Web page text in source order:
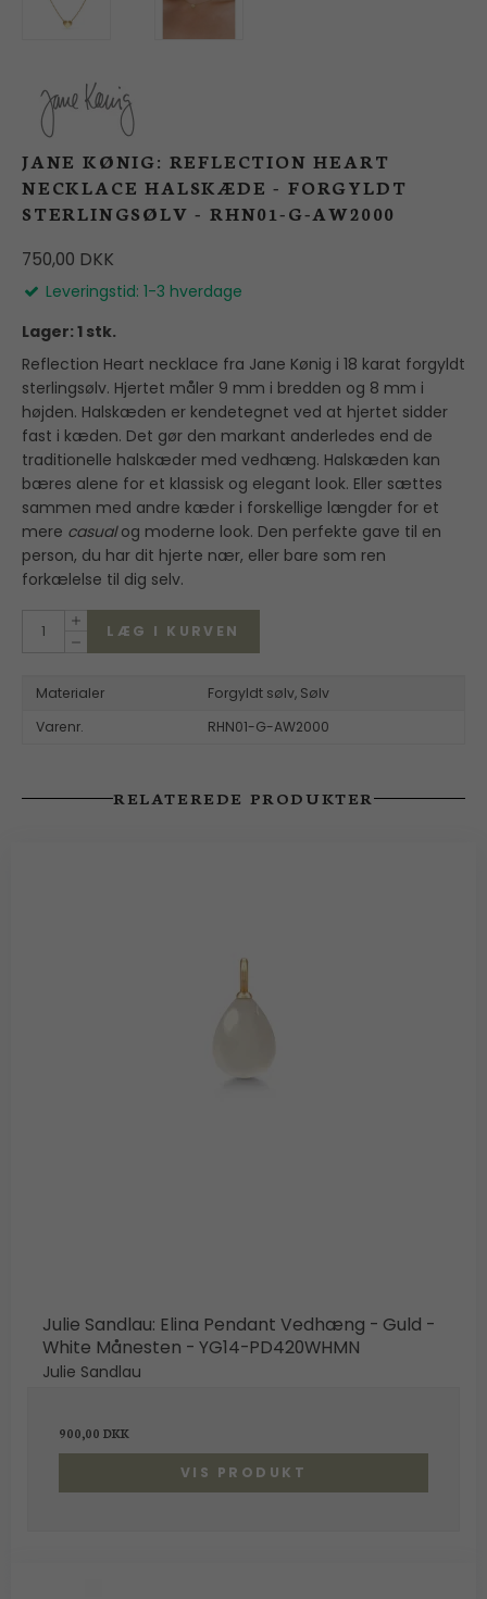
JANE KØNIG: REFLECTION HEART
NECKLACE HALSKÆDE - FORGYLDT
STERLINGSØLV - RHN01-G-AW2000
750,00 DKK
Leveringstid: 1-3 hverdage
Lager: 1 stk.
Reflection Heart necklace fra Jane Kønig i 18 karat forgyldt
sterlingsølv. Hjertet måler 9 mm i bredden og 8 mm i
højden. Halskæden er kendetegnet ved at hjertet sidder
fast i kæden. Det gør den markant anderledes end de
traditionelle halskæder med vedhæng. Halskæden kan
bæres alene for et klassisk og elegant look. Eller sættes
sammen med andre kæder i forskellige længder for et
mere casualog moderne look. Den perfekte gave til en
person, du har dit hjerte nær, eller bare som ren
forkælelse til dig selv.
LÆG I KURVEN
Materialer Forgyldt sølv, Sølv
Varenr.
RHN01-G-AW2000
RELATEREDE PRODUKTER
Julie Sandlau: Elina Pendant Vedhæng - Guld -
White Månesten - YG14-PD420WHMN
Julie Sandlau
900,00 DKK
VIS PRODUKT